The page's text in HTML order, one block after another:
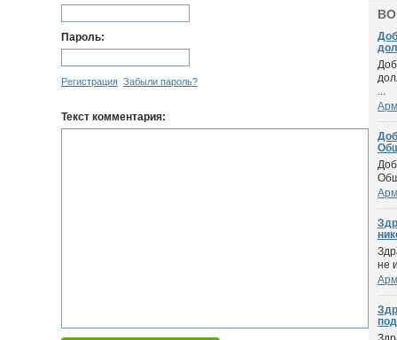
Пароль:
Регистрация Забыли пароль?
Текст комментария:
...
не